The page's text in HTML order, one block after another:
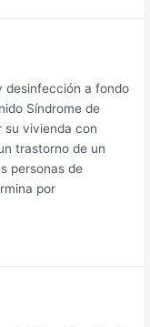
desinfección a fondo
Síndrome de
vivienda con
trastorno de un
personas de
por